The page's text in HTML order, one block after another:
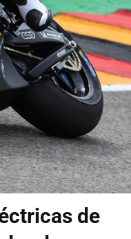
de